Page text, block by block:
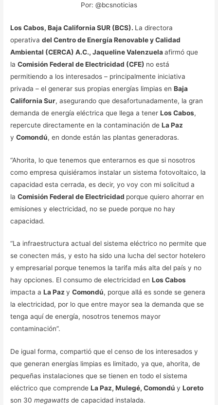
Por: @bcsnoticias
Los Cabos, Baja California SUR (BCS). La directora
operativadel Centro de Energía Renovable y Calidad
Ambiental (CERCA) A.C., Jaqueline Valenzuelaafirmó que
laComisión Federal de Electricidad (CFE) no está
permitiendo a los interesados – principalmente iniciativa
privada – el generar sus propias energías limpias enBaja
California Sur, asegurando que desafortunadamente, la gran
demanda de energía eléctrica que llega a tenerLos Cabos,
repercute directamente en la contaminación deLa Paz
yComondú, en donde están las plantas generadoras.
“Ahorita, lo que tenemos que enterarnos es que si nosotros
como empresa quisiéramos instalar un sistema fotovoltaico, la
capacidad esta cerrada, es decir, yo voy con mi solicitud a
laComisión Federal de Electricidad porque quiero ahorrar en
emisiones y electricidad, no se puede porque no hay
capacidad.
“La infraestructura actual del sistema eléctrico no permite que
se conecten más, y esto ha sido una lucha del sector hotelero
y empresarial porque tenemos la tarifa más alta del país y no
hay opciones. El consumo de electricidad enLos Cabos
impacta aLa PazyComondú, porque allá es sonde se genera
la electricidad, por lo que entre mayor sea la demanda que se
tenga aquí de energía, nosotros tenemos mayor
contaminación”.
De igual forma, compartió que el censo de los interesados y
que generan energías limpias es limitado, ya que, ahorita, de
pequeñas instalaciones que se tienen en todo el sistema
eléctrico que comprendeLa Paz, Mulegé, ComondúyLoreto
son 30megawattsde capacidad instalada.